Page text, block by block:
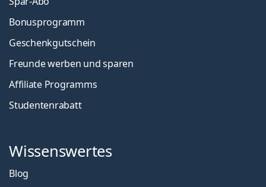
Bonusprogramm
Geschenkgutschein
Freunde werben und sparen
Affiliate Programms
Studentenrabatt
Wissenswertes
Blog